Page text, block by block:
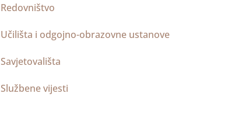
Redovništvo
Učilišta i odgojno-obrazovne ustanove
Savjetovališta
Službene vijesti